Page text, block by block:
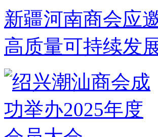
新疆河南商会应
高质量可持续发